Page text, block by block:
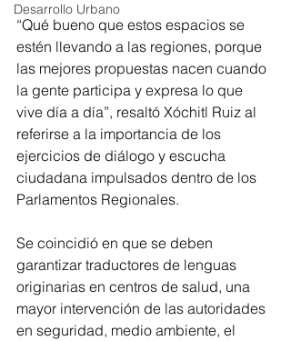
Desarrollo Urbano
“Qué bueno que estos espacios se
estén llevando a las regiones, porque
las mejores propuestas nacen cuando
la gente participa y expresa lo que
vive día a día”, resaltó Xóchitl Ruiz al
referirse a la importancia de los
ejercicios de diálogo y escucha
ciudadana impulsados dentro de los
Parlamentos Regionales.
Se coincidió en que se deben
garantizar traductores de lenguas
originarias en centros de salud, una
mayor intervención de las autoridades
en seguridad, medio ambiente, el